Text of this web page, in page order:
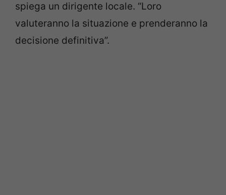
spiega un dirigente locale. “Loro
valuteranno la situazione e prenderanno la
decisione definitiva”.